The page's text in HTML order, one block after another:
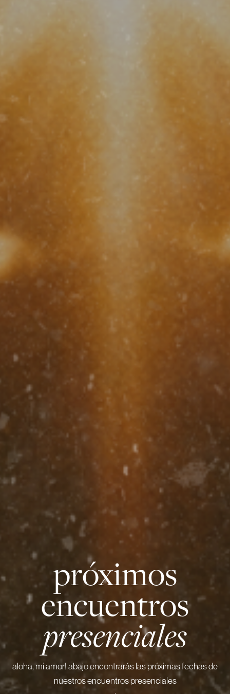
próximos
encuentros
presenciales
aloha, mi amor! abajo encontrarás las próximas fechas de
nuestros encuentros presenciales